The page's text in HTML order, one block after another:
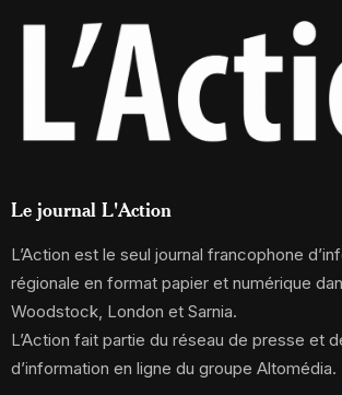
Le journal L'Action
L’Action est le seul journal francophone
régionale en format papier et numérique
Woodstock, London et Sarnia.
L’Action fait partie du réseau de presse et
d’information en ligne du groupe Altomédia.